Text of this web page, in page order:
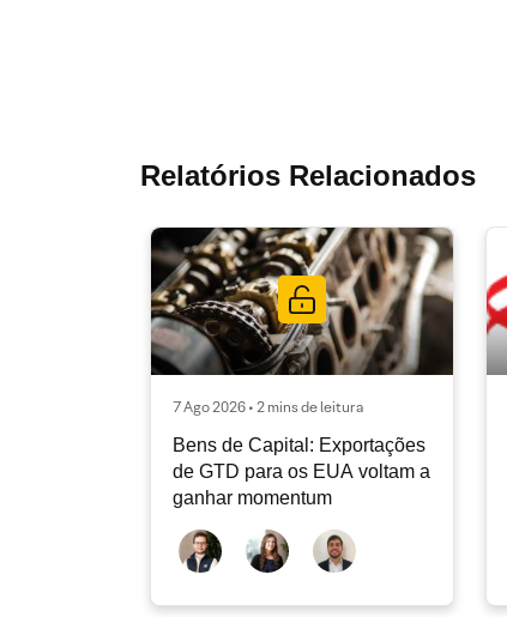
Relatórios Relacionados
7 Ago 2026 • 2 mins de leitura
Bens de Capital: Exportações
de GTD para os EUA voltam a
ganhar momentum